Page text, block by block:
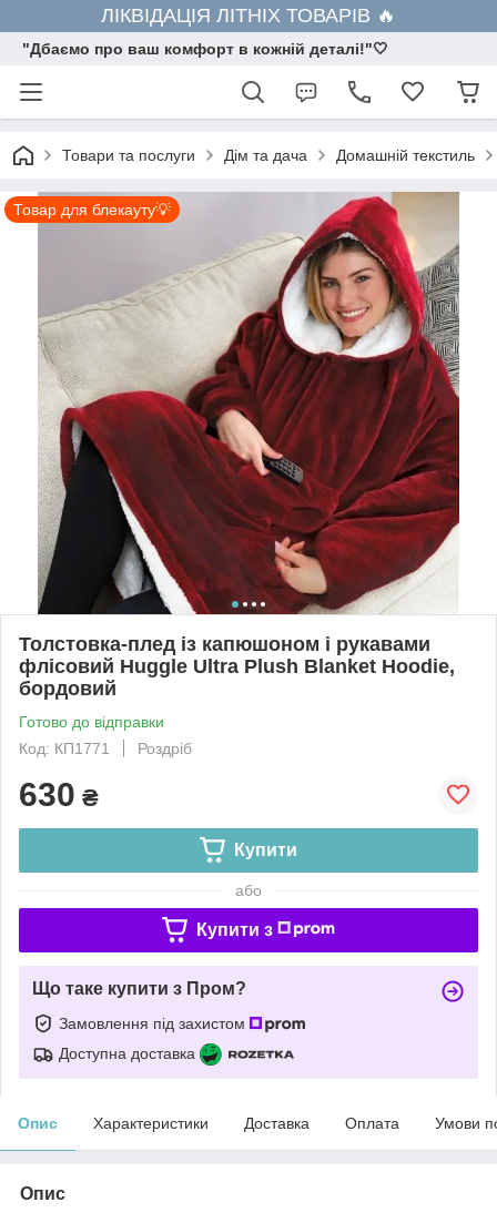
ЛІКВІДАЦІЯ ЛІТНІХ ТОВАРІВ 🔥
"Дбаємо про ваш комфорт в кожній деталі!"🤍
Товари та послуги Дім та дача Домашній текстиль
Товар для блекауту💡
Толстовка-плед із капюшоном і рукавами
флісовий Huggle Ultra Plush Blanket Hoodie,
бордовий
Готово до відправки
Код: КП1771
Роздріб
630 ₴
Купити
або
Купити з
Що таке купити з Пром?
Замовлення під захистом
Доступна доставка
Опис Характеристики Доставка Оплата Умови
Опис